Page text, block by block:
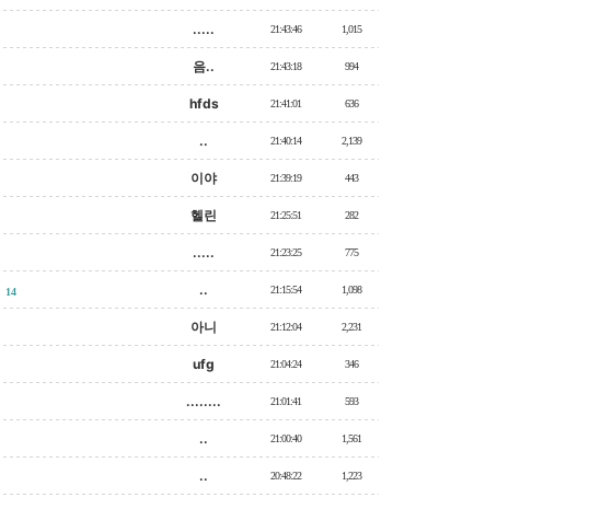
..... 21:43:46 1,015
음.. 21:43:18 994
hfds 21:41:01 636
.. 21:40:14 2,139
이야 21:39:19 443
헬린 21:25:51 282
..... 21:23:25 775
14 .. 21:15:54 1,098
아니 21:12:04 2,231
ufg 21:04:24 346
........ 21:01:41 593
.. 21:00:40 1,561
.. 20:48:22 1,223